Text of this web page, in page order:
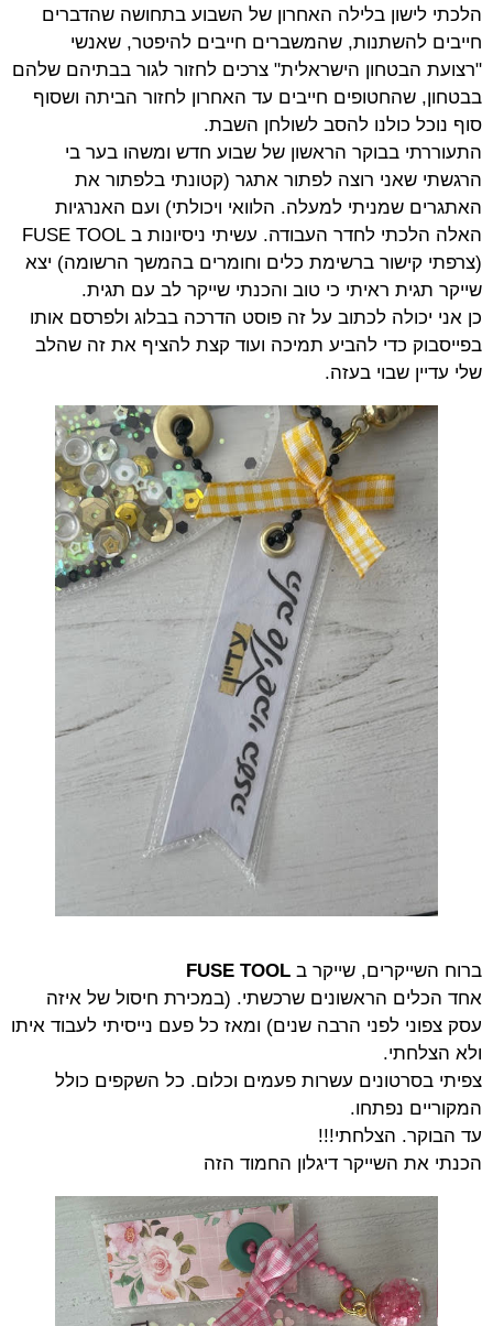
הלכתי לישון בלילה האחרון של השבוע בתחושה שהדברים
חייבים להשתנות, שהמשברים חייבים להיפטר, שאנשי
"רצועת הבטחון הישראלית" צרכים לחזור לגור בבתיהם שלהם
בבטחון, שהחטופים חייבים עד האחרון לחזור הביתה ושסוף
סוף נוכל כולנו להסב לשולחן השבת.
התעוררתי בבוקר הראשון של שבוע חדש ומשהו בער בי
הרגשתי שאני רוצה לפתור אתגר (קטונתי בלפתור את
האתגרים שמניתי למעלה. הלוואי ויכולתי) ועם האנרגיות
האלה הלכתי לחדר העבודה. עשיתי ניסיונות ב FUSE TOOL
(צרפתי קישור ברשימת כלים וחומרים בהמשך הרשומה) יצא
שייקר תגית ראיתי כי טוב והכנתי שייקר לב עם תגית.
כן אני יכולה לכתוב על זה פוסט הדרכה בבלוג ולפרסם אותו
בפייסבוק כדי להביע תמיכה ועוד קצת להציף את זה שהלב
שלי עדיין שבוי בעזה.
ברוח השייקרים, שייקר ב FUSE TOOL
אחד הכלים הראשונים שרכשתי. (במכירת חיסול של איזה
עסק צפוני לפני הרבה שנים) ומאז כל פעם נייסיתי לעבוד איתו
ולא הצלחתי.
צפיתי בסרטונים עשרות פעמים וכלום. כל השקפים כולל
המקוריים נפתחו.
עד הבוקר. הצלחתי!!!
הכנתי את השייקר דיגלון החמוד הזה